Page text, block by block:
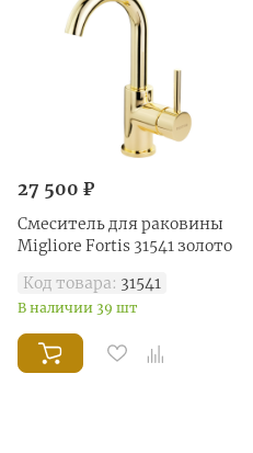
27 500 ₽
Смеситель для раковины
Migliore Fortis 31541 золото
Код товара: 31541
В наличии 39 шт